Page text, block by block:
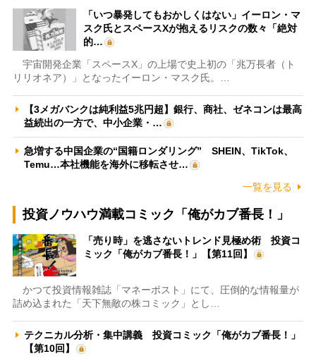
「いつ暴発してもおかしくはない」イーロン・マ
スク氏とスペースXが抱えるリスクの数々「絶対
的…
宇宙開発企業「スペースX」の上場で史上初の「兆万長者（ト
リリオネア）」となったイーロン・マスク氏。…
【3メガバンクは純利益5兆円超】銀行、商社、ゼネコンは最高
益続出の一方で、中小企業・…
急増する中国企業の“国籍ロンダリング” SHEIN、TikTok、
Temu…本社機能を海外に移転させ…
一覧を見る
投資ノウハウ満載コミック「俺がカブ番長！」
「売り時」を逃さないトレンド見極め術 投資コ
ミック「俺がカブ番長！」【第11回】
かつて投資情報雑誌「マネーポスト」にて、圧倒的な情報量が
詰め込まれた「天下無敵の株コミック」とし…
テクニカル分析・集中講義 投資コミック「俺がカブ番長！」
【第10回】